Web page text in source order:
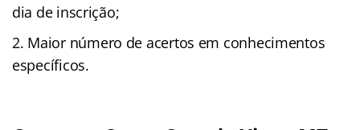
dia de inscrição;
Maior número de acertos em conhecimentos
específicos.